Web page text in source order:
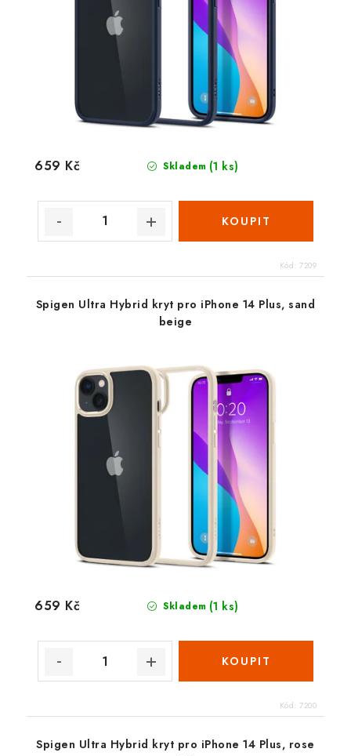
Skladem (1 ks)
659 Kč
Kód: 7209
Spigen Ultra Hybrid kryt pro iPhone 14 Plus, sand
beige
Skladem (1 ks)
659 Kč
Kód: 7200
Spigen Ultra Hybrid kryt pro iPhone 14 Plus, rose